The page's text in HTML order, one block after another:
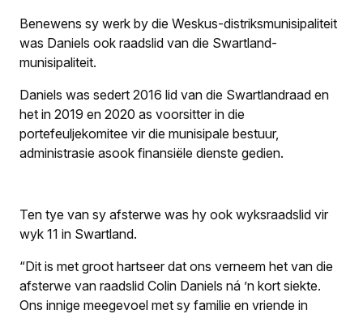
Benewens sy werk by die Weskus-distriksmunisipaliteit
was Daniels ook raadslid van die Swartland-
munisipaliteit.
Daniels was sedert 2016 lid van die Swartlandraad en
het in 2019 en 2020 as voorsitter in die
portefeuljekomitee vir die munisipale bestuur,
administrasie asook finansiële dienste gedien.
Ten tye van sy afsterwe was hy ook wyksraadslid vir
wyk 11 in Swartland.
“Dit is met groot hartseer dat ons verneem het van die
afsterwe van raadslid Colin Daniels ná ’n kort siekte.
Ons innige meegevoel met sy familie en vriende in